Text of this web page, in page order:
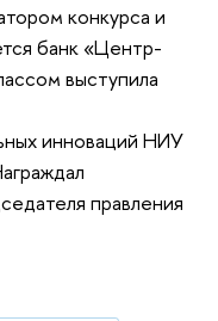
конкурса и
банк «Центр-
выступила
инноваций НИУ
правления